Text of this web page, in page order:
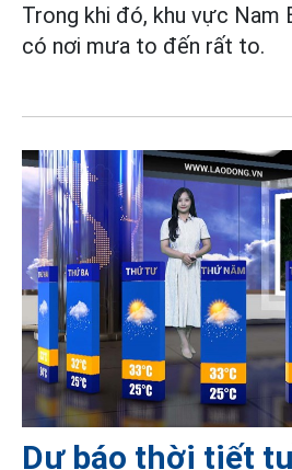
Trong khi đó, khu vực Nam
có nơi mưa to đến rất to.
Dự báo thời tiết